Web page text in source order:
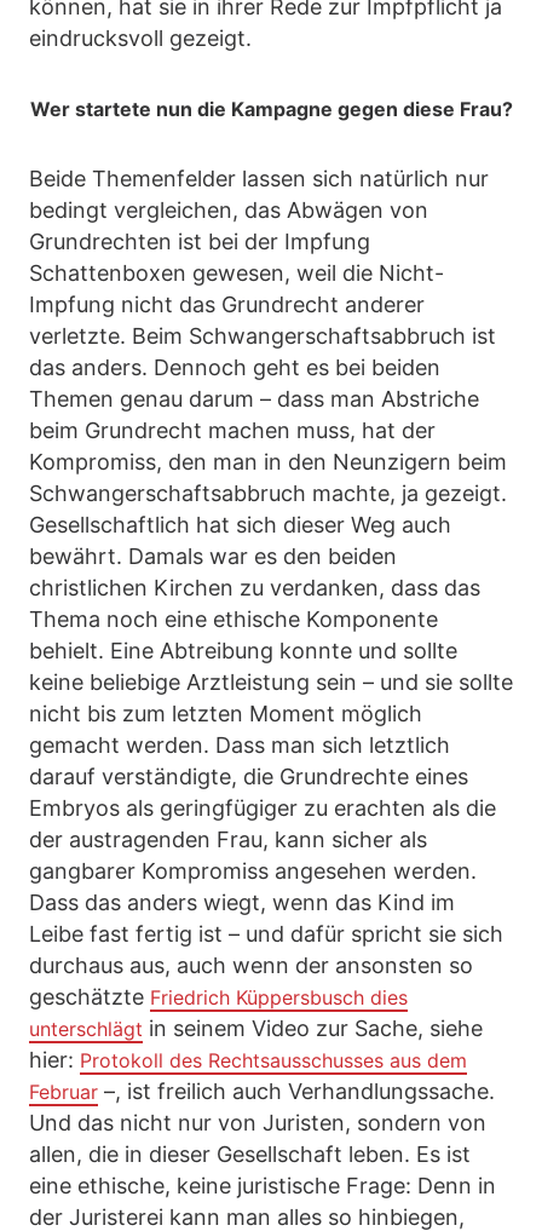
können, hat sie in ihrer Rede zur Impfpflicht ja
eindrucksvoll gezeigt.
Wer startete nun die Kampagne gegen diese Frau?
Beide Themenfelder lassen sich natürlich nur
bedingt vergleichen, das Abwägen von
Grundrechten ist bei der Impfung
Schattenboxen gewesen, weil die Nicht-
Impfung nicht das Grundrecht anderer
verletzte. Beim Schwangerschaftsabbruch ist
das anders. Dennoch geht es bei beiden
Themen genau darum – dass man Abstriche
beim Grundrecht machen muss, hat der
Kompromiss, den man in den Neunzigern beim
Schwangerschaftsabbruch machte, ja gezeigt.
Gesellschaftlich hat sich dieser Weg auch
bewährt. Damals war es den beiden
christlichen Kirchen zu verdanken, dass das
Thema noch eine ethische Komponente
behielt. Eine Abtreibung konnte und sollte
keine beliebige Arztleistung sein – und sie sollte
nicht bis zum letzten Moment möglich
gemacht werden. Dass man sich letztlich
darauf verständigte, die Grundrechte eines
Embryos als geringfügiger zu erachten als die
der austragenden Frau, kann sicher als
gangbarer Kompromiss angesehen werden.
Dass das anders wiegt, wenn das Kind im
Leibe fast fertig ist – und dafür spricht sie sich
durchaus aus, auch wenn der ansonsten so
geschätzte Friedrich Küppersbusch dies
unterschlägt in seinem Video zur Sache, siehe
hier: Protokoll des Rechtsausschusses aus dem
Februar –, ist freilich auch Verhandlungssache.
Und das nicht nur von Juristen, sondern von
allen, die in dieser Gesellschaft leben. Es ist
eine ethische, keine juristische Frage: Denn in
der Juristerei kann man alles so hinbiegen,